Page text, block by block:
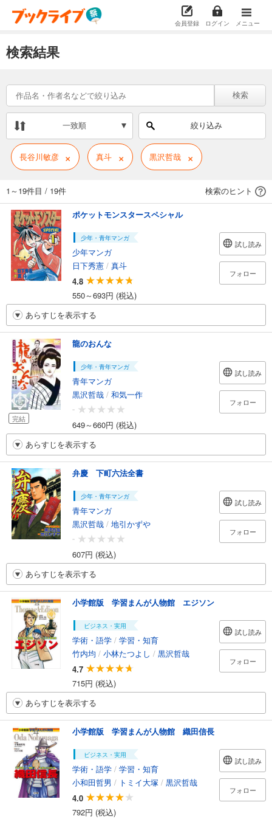
会員登録 ログイン メニュー
検索結果
検索
一致順 絞り込み
長谷川敏彦 × 真斗 × 黒沢哲哉 ×
1～19件目 / 19件 検索のヒント
ポケットモンスタースペシャル
少年・青年マンガ
少年マンガ
日下秀憲 / 真斗
4.8
550～693円 (税込)
試し読み
フォロー
あらすじを表示する
完結
龍のおんな
少年・青年マンガ
青年マンガ
黒沢哲哉 / 和気一作
-
649～660円 (税込)
試し読み
フォロー
あらすじを表示する
弁慶 下町六法全書
少年・青年マンガ
青年マンガ
黒沢哲哉 / 地引かずや
-
607円 (税込)
試し読み
フォロー
あらすじを表示する
小学館版 学習まんが人物館 エジソン
ビジネス・実用
学術・語学 / 学習・知育
竹内均 / 小林たつよし / 黒沢哲哉
4.7
715円 (税込)
試し読み
フォロー
あらすじを表示する
小学館版 学習まんが人物館 織田信長
ビジネス・実用
学術・語学 / 学習・知育
小和田哲男 / トミイ大塚 / 黒沢哲哉
4.0
792円 (税込)
試し読み
フォロー